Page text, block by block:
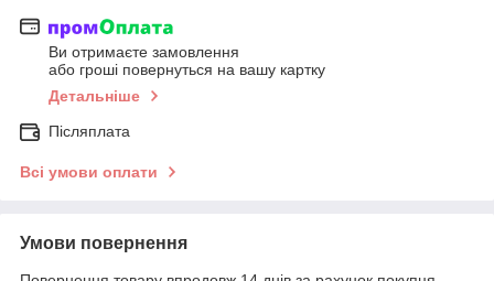
Ви отримаєте замовлення
або гроші повернуться на вашу картку
Детальніше
Післяплата
Всі умови оплати
Умови повернення